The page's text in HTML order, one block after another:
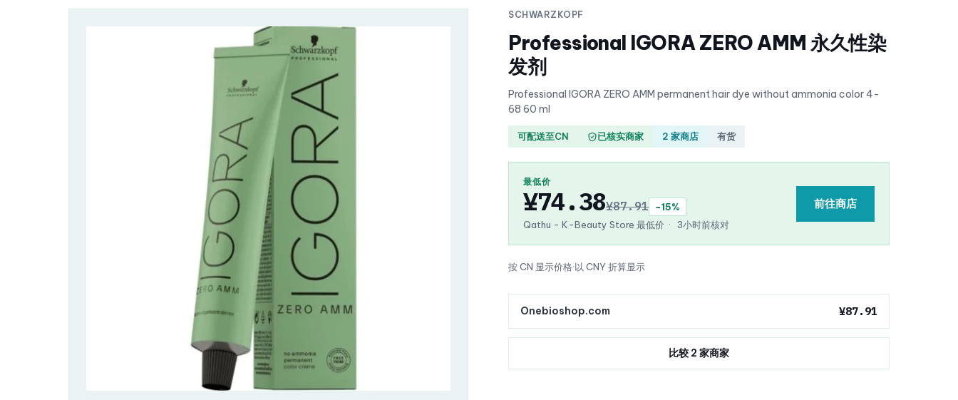
SCHWARZKOPF
Professional IGORA ZERO AMM 永久性染
发剂
Professional IGORA ZERO AMM permanent hair dye without ammonia color 4-
68 60 ml
可配送至CN 已核实商家 2 家商店 有货
最低价
¥74.38¥87.91
−15%
Qathu - K-Beauty Store 最低价 · 3小时前核对
前往商店
按 CN 显示价格·以 CNY 折算显示
Onebioshop.com ¥87.91
比较 2 家商家